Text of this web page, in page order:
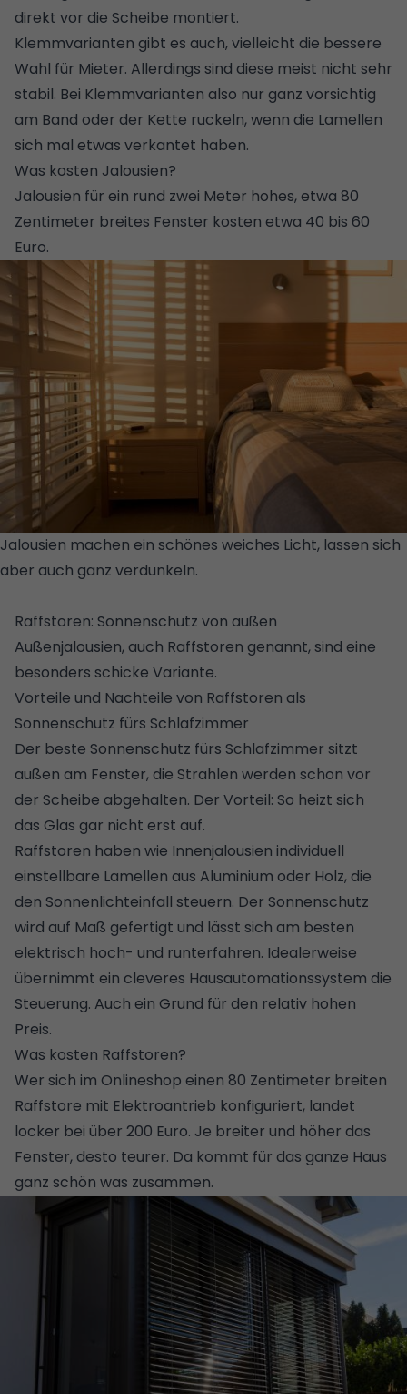
direkt vor die Scheibe montiert.
Klemmvarianten gibt es auch, vielleicht die bessere
Wahl für Mieter. Allerdings sind diese meist nicht sehr
stabil. Bei Klemmvarianten also nur ganz vorsichtig
am Band oder der Kette ruckeln, wenn die Lamellen
sich mal etwas verkantet haben.
Was kosten Jalousien?
Jalousien für ein rund zwei Meter hohes, etwa 80
Zentimeter breites Fenster kosten etwa 40 bis 60
Euro.
Jalousien machen ein schönes weiches Licht, lassen sich
aber auch ganz verdunkeln.
Raffstoren: Sonnenschutz von außen
Außenjalousien, auch Raffstoren genannt, sind eine
besonders schicke Variante.
Vorteile und Nachteile von Raffstoren als
Sonnenschutz fürs Schlafzimmer
Der beste Sonnenschutz fürs Schlafzimmer sitzt
außen am Fenster, die Strahlen werden schon vor
der Scheibe abgehalten. Der Vorteil: So heizt sich
das Glas gar nicht erst auf.
Raffstoren haben wie Innenjalousien individuell
einstellbare Lamellen aus Aluminium oder Holz, die
den Sonnenlichteinfall steuern. Der Sonnenschutz
wird auf Maß gefertigt und lässt sich am besten
elektrisch hoch- und runterfahren. Idealerweise
übernimmt ein cleveres Hausautomationssystem die
Steuerung. Auch ein Grund für den relativ hohen
Preis.
Was kosten Raffstoren?
Wer sich im Onlineshop einen 80 Zentimeter breiten
Raffstore mit Elektroantrieb konfiguriert, landet
locker bei über 200 Euro. Je breiter und höher das
Fenster, desto teurer. Da kommt für das ganze Haus
ganz schön was zusammen.